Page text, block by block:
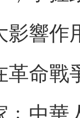
影響作
革命戰